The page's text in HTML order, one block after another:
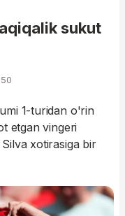
sukut
1-turidan o'rin
etgan vingeri
xotirasiga bir